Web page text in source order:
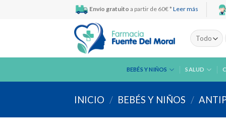
Envío gratuito a partir de 60€ * Leer más
BEBÉS Y NIÑOS SALUD
INICIO / BEBÉS Y NIÑOS /